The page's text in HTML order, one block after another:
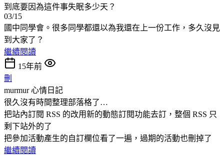
到底要因為這件事失眠多少天？
03/15
國中同學會。很多同學都還以為我還在上一份工作，多久沒見
到大家了？
繼續閱讀
15年前
刪
murmur心情日記
很久沒有時間整理部落格了…
把站內訂閱 RSS 的改用新的動態訂閱功能去訂，整個 RSS 只
剩下站外的了
把參加活動產生的自訂欄位看了一遍，過期的活動也刪掉了
繼續閱讀